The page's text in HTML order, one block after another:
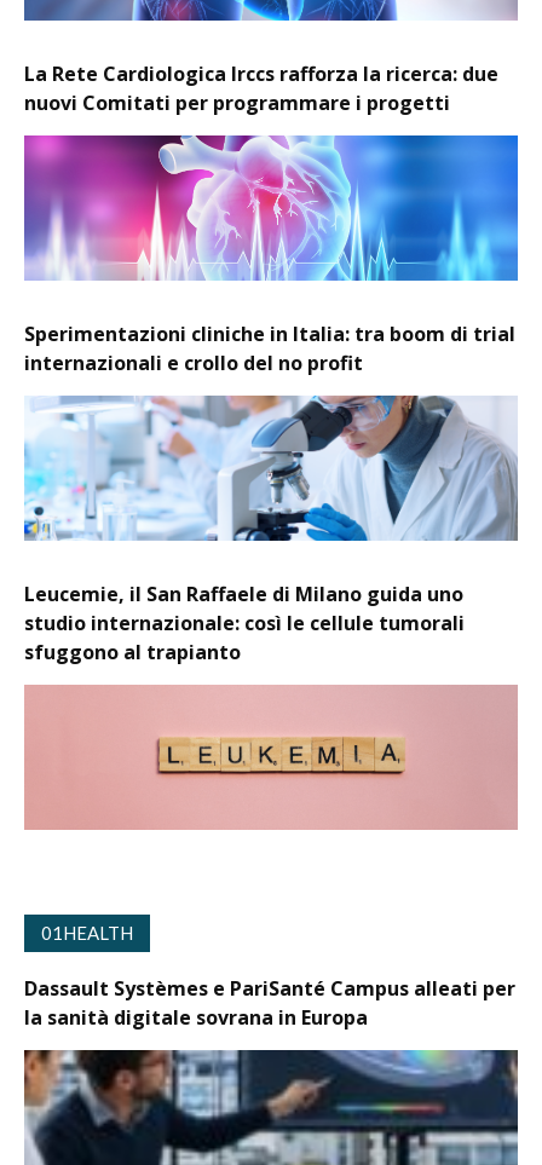
La Rete Cardiologica Irccs rafforza la ricerca: due
nuovi Comitati per programmare i progetti
Sperimentazioni cliniche in Italia: tra boom di trial
internazionali e crollo del no profit
Leucemie, il San Raffaele di Milano guida uno
studio internazionale: così le cellule tumorali
sfuggono al trapianto
01HEALTH
Dassault Systèmes e PariSanté Campus alleati per
la sanità digitale sovrana in Europa